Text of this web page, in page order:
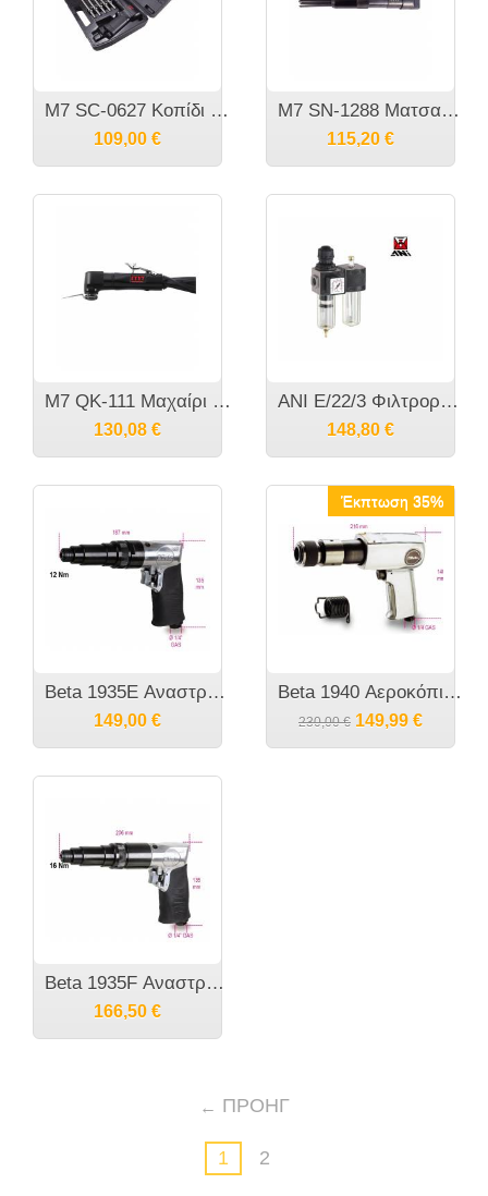
M7 SC-0627 Κοπίδι αέρος σε κασετίνα με κοπίδια μακρύ
109,00 €
M7 SN-1288 Ματσακόνι αέρος
115,20 €
M7 QK-111 Μαχαίρι πολλαπλών χρήσεων αέρος
130,08 €
ANI E/22/3 Φιλτρορυθμιστής Με Ελαιωτήρα
148,80 €
Beta 1935E Αναστρεφόμενο κατσαβίδι αέρα.
149,00 €
Έκπτωση 35%
Beta 1940 Αεροκόπιδο.
230,00 € 149,99 €
Beta 1935F Αναστρεφόμενο κατσαβίδι αέρα.
166,50 €
ΠΡΟΗΓ
1 2